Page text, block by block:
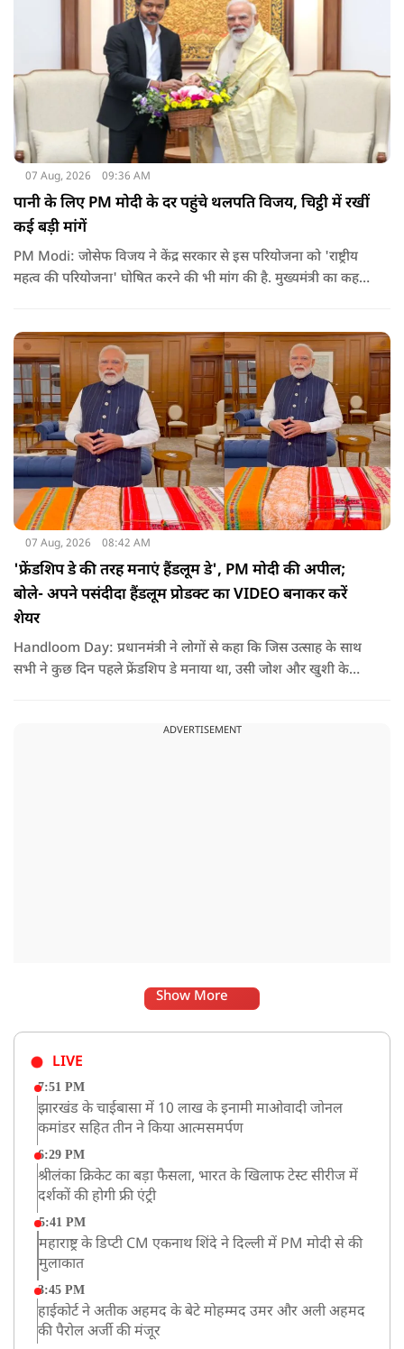
07 Aug, 2026 09:36 AM
पानी के लिए PM मोदी के दर पहुंचे थलपति विजय, चिट्ठी में रखीं
कई बड़ी मांगें
PM Modi: जोसेफ विजय ने केंद्र सरकार से इस परियोजना को 'राष्ट्रीय
महत्व की परियोजना' घोषित करने की भी मांग की है. मुख्यमंत्री का कहना
की समस्या को काफी हद तक कम किया जा सकता है.
07 Aug, 2026 08:42 AM
'फ्रेंडशिप डे की तरह मनाएं हैंडलूम डे', PM मोदी की अपील;
बोले- अपने पसंदीदा हैंडलूम प्रोडक्ट का VIDEO बनाकर करें
शेयर
Handloom Day: प्रधानमंत्री ने लोगों से कहा कि जिस उत्साह के साथ
सभी ने कुछ दिन पहले फ्रेंडशिप डे मनाया था, उसी जोश और खुशी के
ADVERTISEMENT
Show More
LIVE
7:51 PM
झारखंड के चाईबासा में 10 लाख के इनामी माओवादी जोनल
कमांडर सहित तीन ने किया आत्मसमर्पण
6:29 PM
श्रीलंका क्रिकेट का बड़ा फैसला, भारत के खिलाफ टेस्ट सीरीज में
दर्शकों की होगी फ्री एंट्री
5:41 PM
महाराष्ट्र के डिप्टी CM एकनाथ शिंदे ने दिल्ली में PM मोदी से की
मुलाकात
3:45 PM
हाईकोर्ट ने अतीक अहमद के बेटे मोहम्मद उमर और अली अहमद
की पैरोल अर्जी की मंजूर